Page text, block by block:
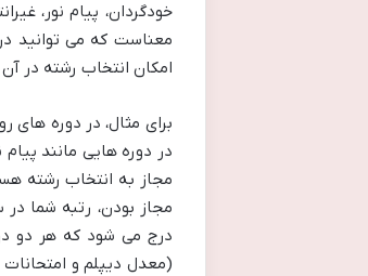
خودگردان، پیام نور،
معناست که می توانید
امکان انتخاب رشته در
برای مثال، در دوره های
در دوره هایی مانند
مجاز به انتخاب رشته
مجاز بودن، رتبه شما
درج می شود که هر دو
(معدل دیپلم و